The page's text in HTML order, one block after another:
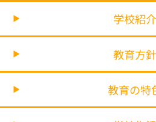
学校紹介
教育方針
教育の特